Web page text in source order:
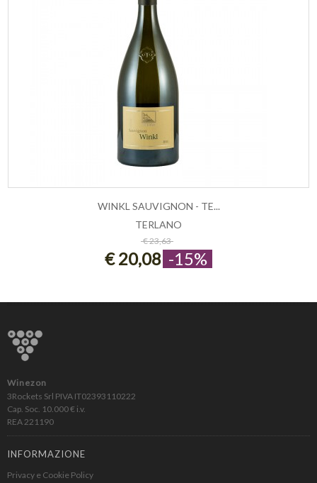
ESAURITO
WINKL SAUVIGNON - TE...
TERLANO
€ 23,63
€ 20,08 -15%
Winezon
3Rockets Srl PIVA IT02393110222
Cap. Soc. 10.000 € i.v.
REA 221190
INFORMAZIONE
Privacy e Cookie Policy